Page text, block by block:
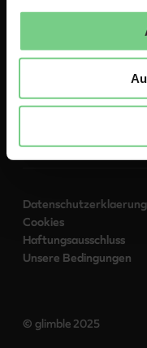
Kontakt
Folgen Sie uns:
Datenschutzerklaerung
Cookies
Haftungsausschluss
Unsere Bedingungen
© glimble 2025